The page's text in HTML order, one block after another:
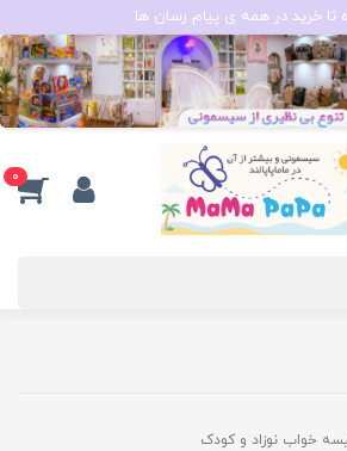
تا خرید در همه ی پیام رسان ها
0
خواب نوزاد و کودک